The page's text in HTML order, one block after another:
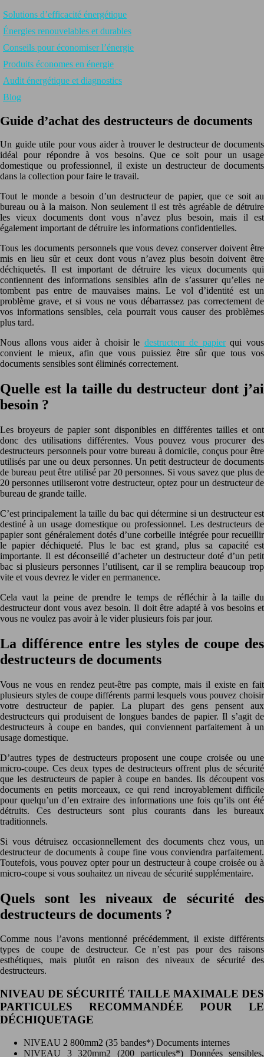
Solutions d’efficacité énergétique
Énergies renouvelables et durables
Conseils pour économiser l’énergie
Produits économes en énergie
Audit énergétique et diagnostics
Blog
Guide d’achat des destructeurs de documents
Un guide utile pour vous aider à trouver le destructeur de documents
idéal pour répondre à vos besoins. Que ce soit pour un usage
domestique ou professionnel, il existe un destructeur de documents
dans la collection pour faire le travail.
Tout le monde a besoin d’un destructeur de papier, que ce soit au
bureau ou à la maison. Non seulement il est très agréable de détruire
les vieux documents dont vous n’avez plus besoin, mais il est
également important de détruire les informations confidentielles.
Tous les documents personnels que vous devez conserver doivent être
mis en lieu sûr et ceux dont vous n’avez plus besoin doivent être
déchiquetés. Il est important de détruire les vieux documents qui
contiennent des informations sensibles afin de s’assurer qu’elles ne
tombent pas entre de mauvaises mains. Le vol d’identité est un
problème grave, et si vous ne vous débarrassez pas correctement de
vos informations sensibles, cela pourrait vous causer des problèmes
plus tard.
Nous allons vous aider à choisir le destructeur de papierqui vous
convient le mieux, afin que vous puissiez être sûr que tous vos
documents sensibles sont éliminés correctement.
Quelle est la taille du destructeur dont j’ai
besoin ?
Les broyeurs de papier sont disponibles en différentes tailles et ont
donc des utilisations différentes. Vous pouvez vous procurer des
destructeurs personnels pour votre bureau à domicile, conçus pour être
utilisés par une ou deux personnes. Un petit destructeur de documents
de bureau peut être utilisé par 20 personnes. Si vous savez que plus de
20 personnes utiliseront votre destructeur, optez pour un destructeur de
bureau de grande taille.
C’est principalement la taille du bac qui détermine si un destructeur est
destiné à un usage domestique ou professionnel. Les destructeurs de
papier sont généralement dotés d’une corbeille intégrée pour recueillir
le papier déchiqueté. Plus le bac est grand, plus sa capacité est
importante. Il est déconseillé d’acheter un destructeur doté d’un petit
bac si plusieurs personnes l’utilisent, car il se remplira beaucoup trop
vite et vous devrez le vider en permanence.
Cela vaut la peine de prendre le temps de réfléchir à la taille du
destructeur dont vous avez besoin. Il doit être adapté à vos besoins et
vous ne voulez pas avoir à le vider plusieurs fois par jour.
La différence entre les styles de coupe des
destructeurs de documents
Vous ne vous en rendez peut-être pas compte, mais il existe en fait
plusieurs styles de coupe différents parmi lesquels vous pouvez choisir
votre destructeur de papier. La plupart des gens pensent aux
destructeurs qui produisent de longues bandes de papier. Il s’agit de
destructeurs à coupe en bandes, qui conviennent parfaitement à un
usage domestique.
D’autres types de destructeurs proposent une coupe croisée ou une
micro-coupe. Ces deux types de destructeurs offrent plus de sécurité
que les destructeurs de papier à coupe en bandes. Ils découpent vos
documents en petits morceaux, ce qui rend incroyablement difficile
pour quelqu’un d’en extraire des informations une fois qu’ils ont été
détruits. Ces destructeurs sont plus courants dans les bureaux
traditionnels.
Si vous détruisez occasionnellement des documents chez vous, un
destructeur de documents à coupe fine vous conviendra parfaitement.
Toutefois, vous pouvez opter pour un destructeur à coupe croisée ou à
micro-coupe si vous souhaitez un niveau de sécurité supplémentaire.
Quels sont les niveaux de sécurité des
destructeurs de documents ?
Comme nous l’avons mentionné précédemment, il existe différents
types de coupe de destructeur. Ce n’est pas pour des raisons
esthétiques, mais plutôt en raison des niveaux de sécurité des
destructeurs.
NIVEAU DE SÉCURITÉ TAILLE MAXIMALE DES
PARTICULES RECOMMANDÉE POUR LE
DÉCHIQUETAGE
NIVEAU 2 800mm2 (35 bandes*) Documents internes
NIVEAU 3 320mm2 (200 particules*) Données sensibles,